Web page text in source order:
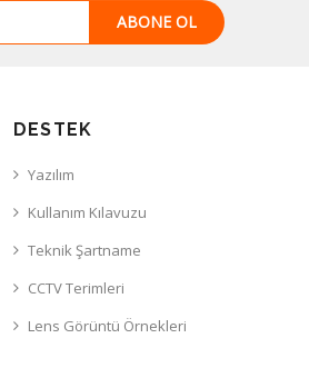
ABONE OL
DESTEK
Yazılım
Kullanım Kılavuzu
Teknik Şartname
CCTV Terimleri
Lens Görüntü Örnekleri